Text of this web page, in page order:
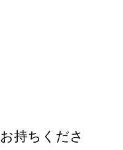
持ちくださ